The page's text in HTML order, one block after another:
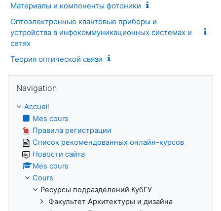
Материалы и компоненты фотоники
Оптоэлектронные квантовые приборы и
устройства в инфокоммуникационных системах и
сетях
Теория оптической связи
Navigation
Accueil
Mes cours
Правила регистрации
Список рекомендованных онлайн-курсов
Новости сайта
Mes cours
Cours
Ресурсы подразделений КубГУ
Факультет Архитектуры и дизайна